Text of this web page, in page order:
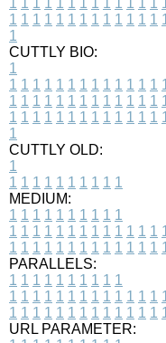
1 1 1 1 1 1 1 1 1 1 1 1 1
1 1 1 1 1 1 1 1 1 1 1 1 1
1
CUTTLY BIO:
1
1 1 1 1 1 1 1 1 1 1 1 1 1
1 1 1 1 1 1 1 1 1 1 1 1 1
1 1 1 1 1 1 1 1 1 1 1 1 1
1
CUTTLY OLD:
1
1 1 1 1 1 1 1 1 1 1
MEDIUM:
1 1 1 1 1 1 1 1 1 1
1 1 1 1 1 1 1 1 1 1 1 1 1
1 1 1 1 1 1 1 1 1 1 1 1 1
PARALLELS:
1 1 1 1 1 1 1 1 1 1
1 1 1 1 1 1 1 1 1 1 1 1 1
1 1 1 1 1 1 1 1 1 1 1 1 1
URL PARAMETER: